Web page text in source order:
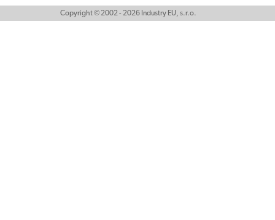
Copyright © 2002 - 2026 Industry EU, s.r.o.